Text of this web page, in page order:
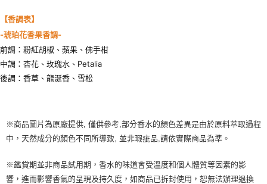
【香調表】
-琥珀花香果香調-
前調：粉紅胡椒、蘋果、佛手柑
中調：杏花、玫瑰水、Petalia
後調：香草、龍涎香、雪松
※商品圖片為原廠提供, 僅供參考,部分香水的顏色差異是由於原料萃取過程
中，天然成分的顏色不同所導致, 並非瑕疵品,請依實際商品為準。
※鑑賞期並非商品試用期，香水的味道會受溫度和個人體質等因素的影
響，進而影響香氣的呈現及持久度，如商品已拆封使用，恕無法辦理退換